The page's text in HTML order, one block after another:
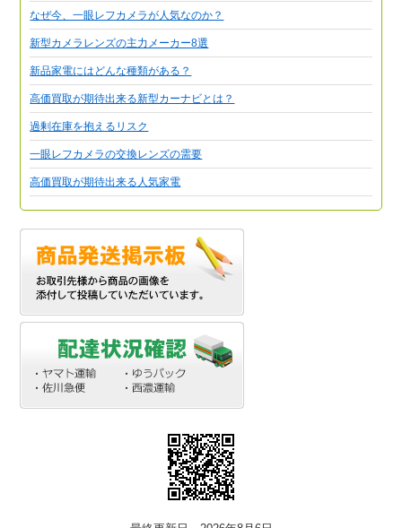
なぜ今、一眼レフカメラが人気なのか？
新型カメラレンズの主力メーカー8選
新品家電にはどんな種類がある？
高価買取が期待出来る新型カーナビとは？
過剰在庫を抱えるリスク
一眼レフカメラの交換レンズの需要
高価買取が期待出来る人気家電